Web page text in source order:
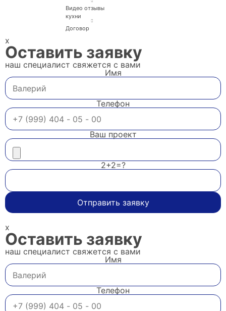
Видео отзывы
кухни
Договор
x
Оставить заявку
наш специалист свяжется с вами
Имя
Телефон
Ваш проект
2+2=?
Отправить заявку
x
Оставить заявку
наш специалист свяжется с вами
Имя
Телефон